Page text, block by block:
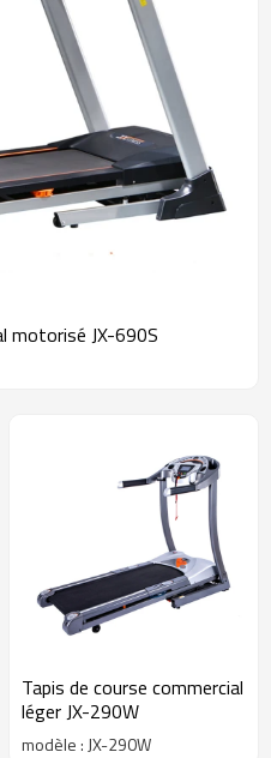
motorisé JX-690S
Tapis de course commercial
léger JX-290W
modèle : JX-290W